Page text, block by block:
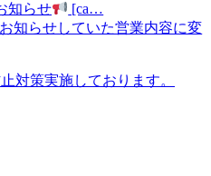
知らせ
[ca…
お知らせしていた営業内容に変